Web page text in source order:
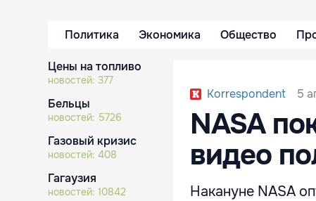
Политика Экономика Общество
Цены на топливо
новостей: 377
Бельцы
новостей: 5726
Газовый кризис
новостей: 408
Гагаузия
новостей: 10842
Korrespondent 5
NASA
видео
Накануне NASA